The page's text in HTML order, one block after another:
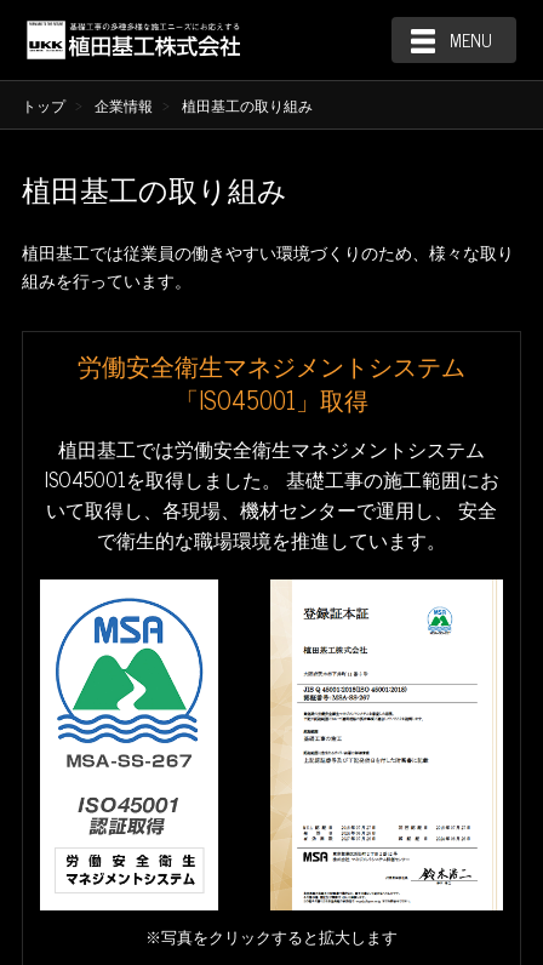
MENU
トップ 企業情報 植田基工の取り組み
植田基工の取り組み
植田基工では従業員の働きやすい環境づくりのため、様々な取り
組みを行っています。
労働安全衛生マネジメントシステム
「ISO45001」取得
植田基工では労働安全衛生マネジメントシステム
ISO45001を取得しました。 基礎工事の施工範囲にお
いて取得し、各現場、機材センターで運用し、
安全
で衛生的な職場環境を推進しています。
※写真をクリックすると拡大します